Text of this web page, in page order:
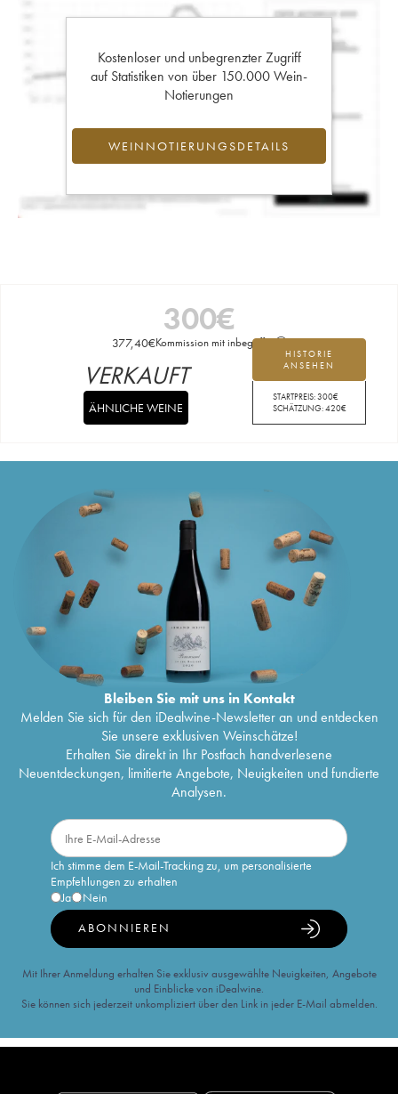
Kostenloser und unbegrenzter Zugriff
auf Statistiken von über 150.000 Wein-
Notierungen
WEINNOTIERUNGSDETAILS
300€
377,40€Kommission mit inbegriffen
HISTORIE
ANSEHEN
STARTPREIS:300€
SCHÄTZUNG:420€
VERKAUFT
ÄHNLICHE WEINE
Bleiben Sie mit uns in Kontakt
Melden Sie sich für den iDealwine-Newsletter an und entdecken
Sie unsere exklusiven Weinschätze!
Erhalten Sie direkt in Ihr Postfach handverlesene
Neuentdeckungen, limitierte Angebote, Neuigkeiten und fundierte
Analysen.
Ich stimme dem E-Mail-Tracking zu, um personalisierte
Empfehlungen zu erhalten
Ja
Nein
ABONNIEREN
Mit Ihrer Anmeldung erhalten Sie exklusiv ausgewählte Neuigkeiten, Angebote
und Einblicke von iDealwine.
Sie können sich jederzeit unkompliziert über den Link in jeder E-Mail abmelden.